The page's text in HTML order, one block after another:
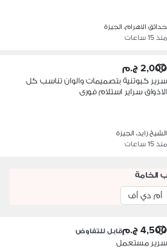
حدائق الاهرام، الجيزة
منذ 15 ساعات
2,000 ج.م
سرير كبوتنية بتصميمات والوان تناسب كل
الاذواق سراير استلام فورى
الشيخ زايد، الجيزة
منذ 15 ساعات
أم دي أف
4,500 ج.م قابل للتفاوض
سرير مستعمل